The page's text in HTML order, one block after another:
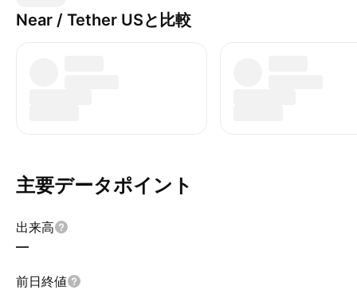
Near / Tether USと比較
主要データポイント
出来高
—
前日終値